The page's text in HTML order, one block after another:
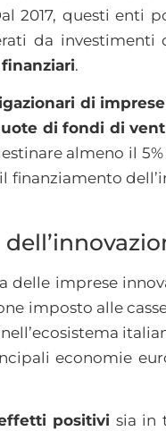
2017, questi enti
da investimenti
.
di
di fondi di
almeno il
finanziamento
delle imprese
imposto alle
economie
positivi sia in